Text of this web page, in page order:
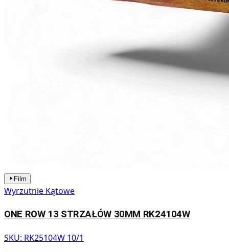
Film
Wyrzutnie Kątowe
ONE ROW 13 STRZAŁÓW 30MM RK24104W
SKU: RK25104W 10/1